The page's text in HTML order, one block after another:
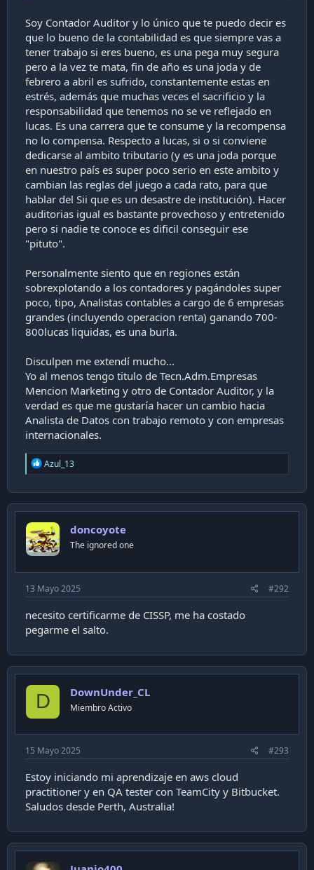
Alguien sabe dónde podría ser una buena opción para
estudiar Contabilidad online o vespertino?
Soy Contador Auditor y lo único que te puedo decir es
que lo bueno de la contabilidad es que siempre vas a
tener trabajo si eres bueno, es una pega muy segura
pero a la vez te mata, fin de año es una joda y de
febrero a abril es sufrido, constantemente estas en
estrés, además que muchas veces el sacrificio y la
responsabilidad que tenemos no se ve reflejado en
lucas. Es una carrera que te consume y la recompensa
no lo compensa. Respecto a lucas, si o si conviene
dedicarse al ambito tributario (y es una joda porque
en nuestro país es super poco serio en este ambito y
cambian las reglas del juego a cada rato, para que
hablar del Sii que es un desastre de institución). Hacer
auditorias igual es bastante provechoso y entretenido
pero si nadie te conoce es dificil conseguir ese
"pituto".
Personalmente siento que en regiones están
sobrexplotando a los contadores y pagándoles super
poco, tipo, Analistas contables a cargo de 6 empresas
grandes (incluyendo operacion renta) ganando 700-
800lucas liquidas, es una burla.
Disculpen me extendí mucho...
Yo al menos tengo titulo de Tecn.Adm.Empresas
Mencion Marketing y otro de Contador Auditor, y la
verdad es que me gustaría hacer un cambio hacia
Analista de Datos con trabajo remoto y con empresas
internacionales.
R
e
c
t
o
n
s
Azul_13
doncoyote
The ignored one
13 Mayo 2025 #292
necesito certificarme de CISSP, me ha costado
pegarme el salto.
D DownUnder_CL
Miembro Activo
15 Mayo 2025 #293
Estoy iniciando mi aprendizaje en aws cloud
practitioner y en QA tester con TeamCity y Bitbucket.
Saludos desde Perth, Australia!